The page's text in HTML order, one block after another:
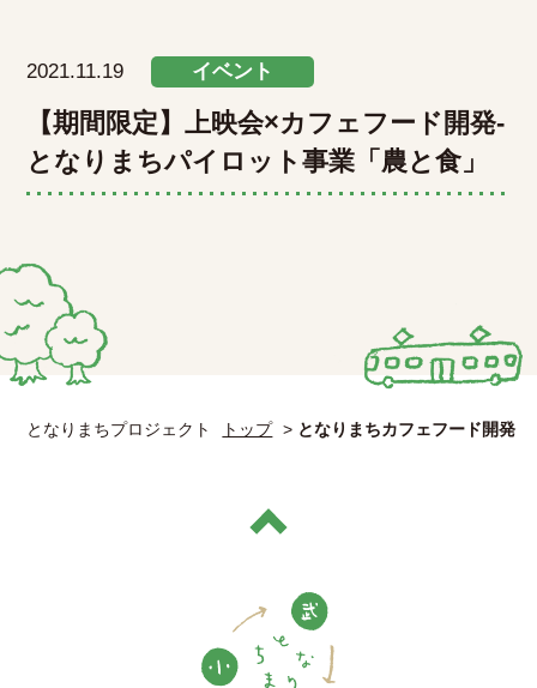
2021.11.19 イベント
【期間限定】上映会×カフェフード開発-
となりまちパイロット事業「農と食」
となりまちプロジェクト トップ > となりまちカフェフード開発